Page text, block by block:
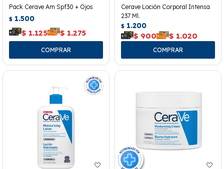
Pack Cerave Am Spf30 + Ojos
$ 1.500
$ 1.125 $ 1.275
Cerave Loción Corporal Intensa
237 Ml.
$ 1.200
$ 900 $ 1.020